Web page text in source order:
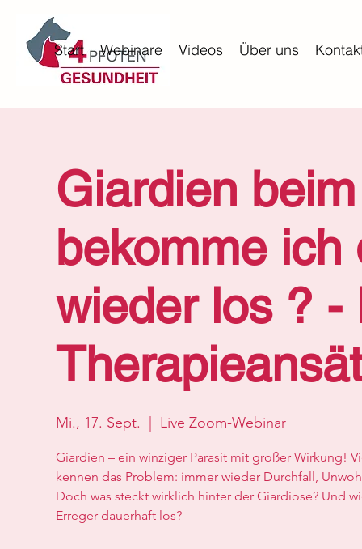
Start Webinare Videos Über uns
Giardien
bekomme ich
wieder los ? -
Mi., 17. Sept. Live Zoom-Webinar
Giardien – ein winziger Parasit mit großer Wirkung!
kennen das Problem: immer wieder Durchfall,
Doch was steckt wirklich hinter der Giardiose? Und
Erreger dauerhaft los?